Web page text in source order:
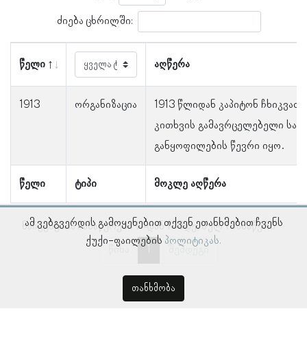
ძიება ცხრილში:
წელი აღწერა
წელი ტიპი მოკლე აღწერა
1913 ორგანიზაცია
1913 წლიდან კაპიტონ
კითხვის გამავრცელებელი
განყოფილების წევრი იყო.
ნაჩვენებია ჩანაწერები 1–დან 1–მდე, სულ 1 ჩანაწერი
წინა
შემდეგი
ამ ვებგვერდის გამოყენებით თქვენ ეთანხმებით ჩვენს
ქუქი-ფაილების პოლიტიკას.
თანხმობა